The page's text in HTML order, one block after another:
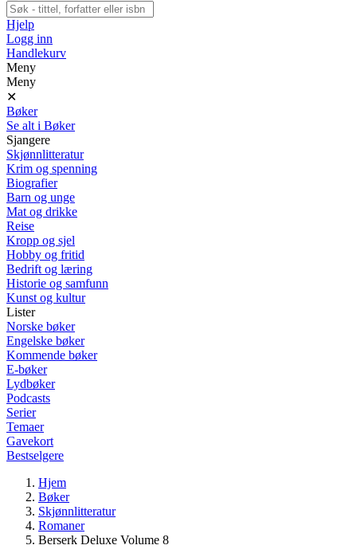
Hjelp
Logg inn
Handlekurv
Meny
Meny
✕
Bøker
Se alt i Bøker
Sjangere
Skjønnlitteratur
Krim og spenning
Biografier
Barn og unge
Mat og drikke
Reise
Kropp og sjel
Hobby og fritid
Bedrift og læring
Historie og samfunn
Kunst og kultur
Lister
Norske bøker
Engelske bøker
Kommende bøker
E-bøker
Lydbøker
Podcasts
Serier
Temaer
Gavekort
Bestselgere
Hjem
Bøker
Skjønnlitteratur
Romaner
Berserk Deluxe Volume 8